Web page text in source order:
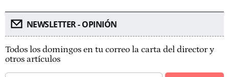
NEWSLETTER - OPINIÓN
Todos los domingos en tu correo la carta del director y
otros artículos